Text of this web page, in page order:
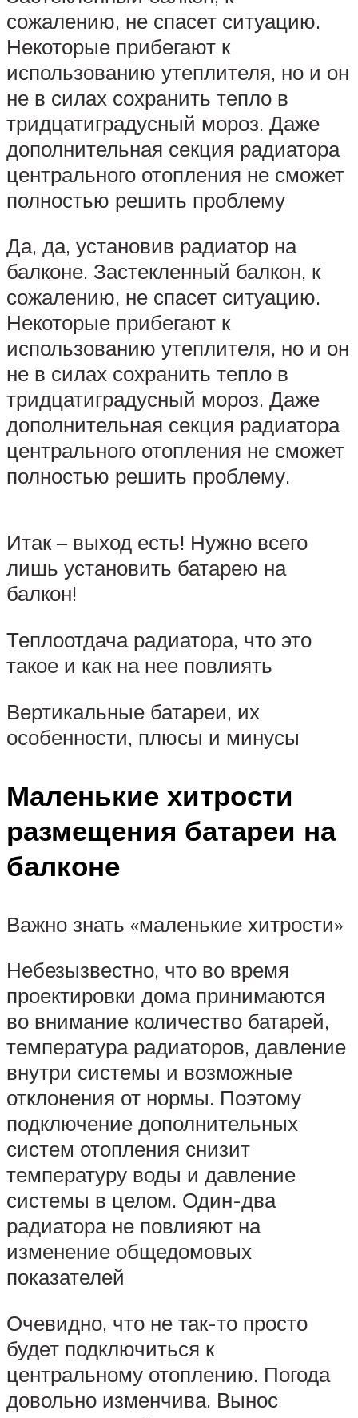
сожалению, не спасет ситуацию.
Некоторые прибегают к
использованию утеплителя, но и он
не в силах сохранить тепло в
тридцатиградусный мороз. Даже
дополнительная секция радиатора
центрального отопления не сможет
полностью решить проблему
Да, да, установив радиатор на
балконе. Застекленный балкон, к
сожалению, не спасет ситуацию.
Некоторые прибегают к
использованию утеплителя, но и он
не в силах сохранить тепло в
тридцатиградусный мороз. Даже
дополнительная секция радиатора
центрального отопления не сможет
полностью решить проблему.
Итак – выход есть! Нужно всего
лишь установить батарею на
балкон!
Теплоотдача радиатора, что это
такое и как на нее повлиять
Вертикальные батареи, их
особенности, плюсы и минусы
Маленькие хитрости
размещения батареи на
балконе
Важно знать «маленькие хитрости»
Небезызвестно, что во время
проектировки дома принимаются
во внимание количество батарей,
температура радиаторов, давление
внутри системы и возможные
отклонения от нормы. Поэтому
подключение дополнительных
систем отопления снизит
температуру воды и давление
системы в целом. Один-два
радиатора не повлияют на
изменение общедомовых
показателей
Очевидно, что не так-то просто
будет подключиться к
центральному отоплению. Погода
довольно изменчива. Вынос